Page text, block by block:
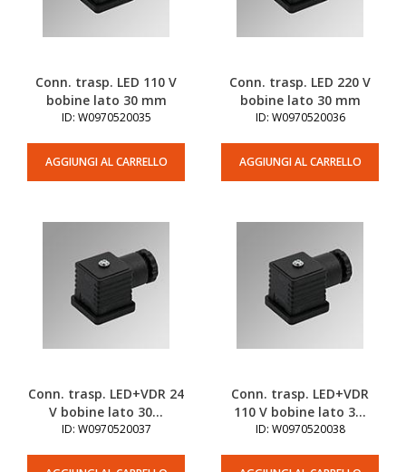
Conn. trasp. LED 110 V
bobine lato 30 mm
ID: W0970520035
AGGIUNGI AL CARRELLO
Conn. trasp. LED 220 V
bobine lato 30 mm
ID: W0970520036
AGGIUNGI AL CARRELLO
Conn. trasp. LED+VDR 24
V bobine lato 30...
ID: W0970520037
Conn. trasp. LED+VDR
110 V bobine lato 3...
ID: W0970520038